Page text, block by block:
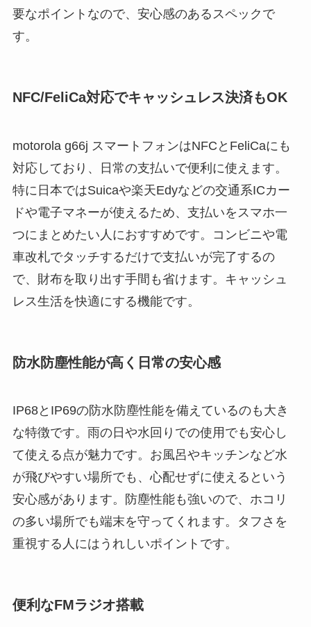
要なポイントなので、安心感のあるスペックで
す。
NFC/FeliCa対応でキャッシュレス決済もOK
motorola g66j スマートフォンはNFCとFeliCaにも
対応しており、日常の支払いで便利に使えます。
特に日本ではSuicaや楽天Edyなどの交通系ICカー
ドや電子マネーが使えるため、支払いをスマホ一
つにまとめたい人におすすめです。コンビニや電
車改札でタッチするだけで支払いが完了するの
で、財布を取り出す手間も省けます。キャッシュ
レス生活を快適にする機能です。
防水防塵性能が高く日常の安心感
IP68とIP69の防水防塵性能を備えているのも大き
な特徴です。雨の日や水回りでの使用でも安心し
て使える点が魅力です。お風呂やキッチンなど水
が飛びやすい場所でも、心配せずに使えるという
安心感があります。防塵性能も強いので、ホコリ
の多い場所でも端末を守ってくれます。タフさを
重視する人にはうれしいポイントです。
便利なFMラジオ搭載